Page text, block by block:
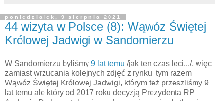
poniedziałek, 9 sierpnia 2021
44 wizyta w Polsce (8): Wąwóz Świętej
Królowej Jadwigi w Sandomierzu
W Sandomierzu byliśmy 9 lat temu /jak ten czas leci.../, więc
zamiast wrzucania kolejnych zdjęć z rynku, tym razem
Wąwóz Świętej Królowej Jadwigi, którym też przeszliśmy 9
lat temu ale który od 2017 roku decyzją Prezydenta RP